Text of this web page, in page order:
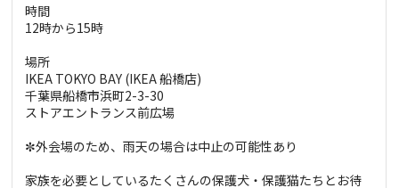
時間
12時から15時
場所
IKEA TOKYO BAY (IKEA 船橋店)
千葉県船橋市浜町2-3-30
ストアエントランス前広場
✼外会場のため、雨天の場合は中止の可能性あり
家族を必要としているたくさんの保護犬・保護猫たちとお待